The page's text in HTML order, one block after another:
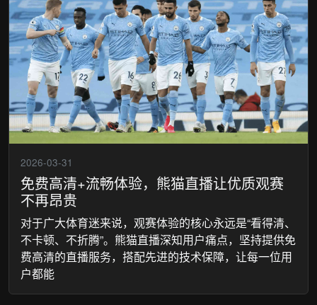
2026-03-31
免费高清+流畅体验，熊猫直播让优质观赛
不再昂贵
对于广大体育迷来说，观赛体验的核心永远是“看得清、
不卡顿、不折腾”。熊猫直播深知用户痛点，坚持提供免
费高清的直播服务，搭配先进的技术保障，让每一位用
户都能